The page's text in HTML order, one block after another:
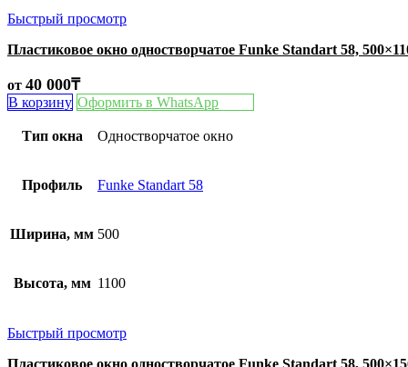
Быстрый просмотр
Пластиковое окно одностворчатое Funke Standart 58,
от 40 000₸
В корзину Оформить в WhatsApp
Тип окна Одностворчатое окно
Профиль Funke Standart 58
Ширина, мм 500
Высота, мм 1100
Быстрый просмотр
Пластиковое окно одностворчатое Funke Standart 58,